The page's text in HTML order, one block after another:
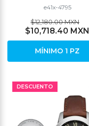
e41x-4795
$12,180.00 MXN
$10,718.40 MXN
MÍNIMO 1 PZ
DESCUENTO